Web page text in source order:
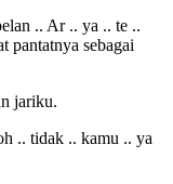
.. Ar .. ya .. te ..
pantatnya sebagai
jariku.
.. tidak .. kamu .. ya